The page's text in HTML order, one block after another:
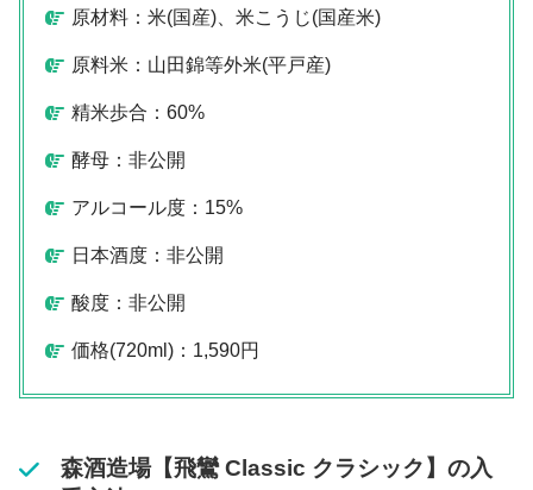
原材料：米(国産)、米こうじ(国産米)
原料米：山田錦等外米(平戸産)
精米歩合：60%
酵母：非公開
アルコール度：15%
日本酒度：非公開
酸度：非公開
価格(720ml)：1,590円
森酒造場【飛鸞 Classic クラシック】の入